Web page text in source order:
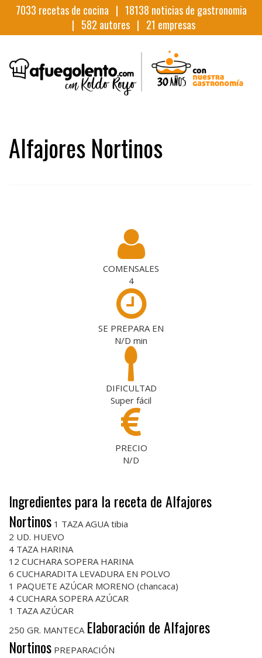
7033 recetas de cocina | 18138 noticias de gastronomia
| 582 autores | 21 empresas
Alfajores Nortinos
COMENSALES
4
SE PREPARA EN
N/D min
DIFICULTAD
Super fácil
PRECIO
N/D
Ingredientes para la receta de Alfajores
Nortinos 1 TAZA AGUA tibia
2 UD. HUEVO
4 TAZA HARINA
12 CUCHARA SOPERA HARINA
6 CUCHARADITA LEVADURA EN POLVO
1 PAQUETE AZÚCAR MORENO (chancaca)
4 CUCHARA SOPERA AZÚCAR
1 TAZA AZÚCAR
250 GR. MANTECA Elaboración de Alfajores
Nortinos PREPARACIÓN